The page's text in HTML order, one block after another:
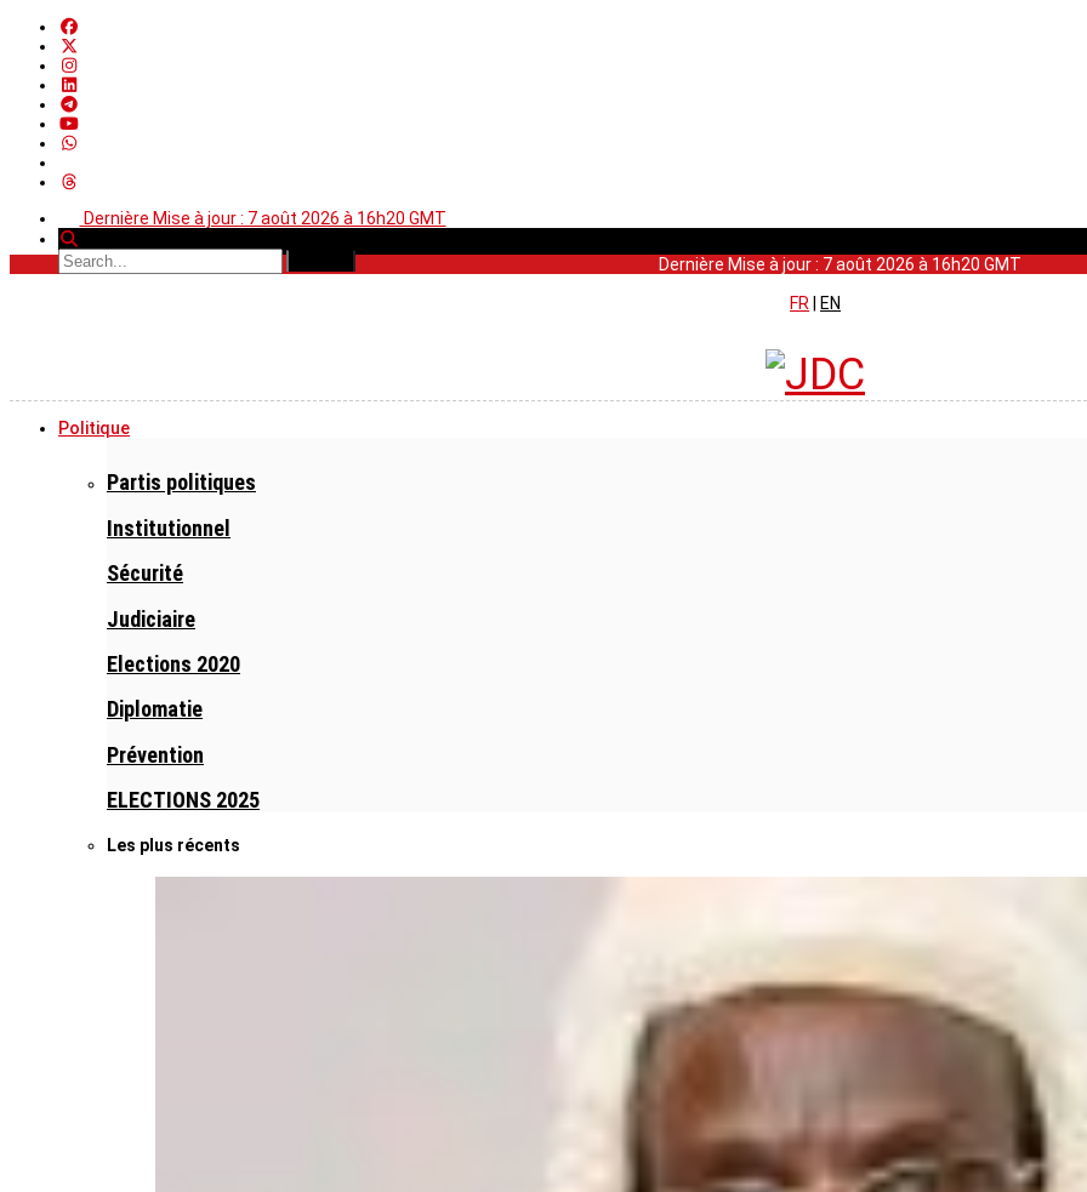
Dernière Mise à jour : 7 août 2026 à 16h20 GMT
Dernière Mise à jour : 7 août 2026 à 16h20 GMT
FR
EN
Politique
Partis politiques
Institutionnel
Sécurité
Judiciaire
Elections 2020
Diplomatie
Prévention
ELECTIONS 2025
Les plus récents